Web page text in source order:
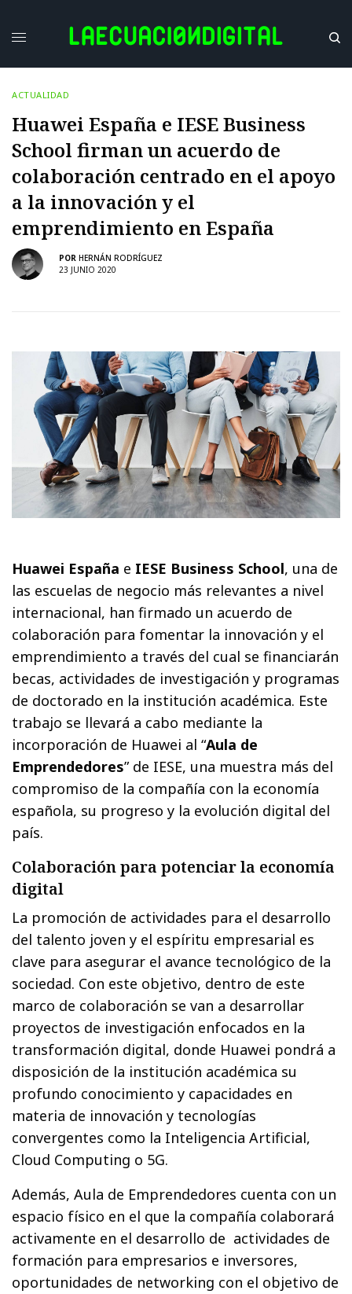
ACTUALIDAD
Huawei España e IESE Business
School firman un acuerdo de
colaboración centrado en el apoyo
a la innovación y el
emprendimiento en España
POR HERNÁN RODRÍGUEZ
23 JUNIO 2020
Huawei España e IESE Business School, una de
las escuelas de negocio más relevantes a nivel
internacional, han firmado un acuerdo de
colaboración para fomentar la innovación y el
emprendimiento a través del cual se financiarán
becas, actividades de investigación y programas
de doctorado en la institución académica. Este
trabajo se llevará a cabo mediante la
incorporación de Huawei al “Aula de
Emprendedores” de IESE, una muestra más del
compromiso de la compañía con la economía
española, su progreso y la evolución digital del
país.
Colaboración para potenciar la economía
digital
La promoción de actividades para el desarrollo
del talento joven y el espíritu empresarial es
clave para asegurar el avance tecnológico de la
sociedad. Con este objetivo, dentro de este
marco de colaboración se van a desarrollar
proyectos de investigación enfocados en la
transformación digital, donde Huawei pondrá a
disposición de la institución académica su
profundo conocimiento y capacidades en
materia de innovación y tecnologías
convergentes como la Inteligencia Artificial,
Cloud Computing o 5G.
Además, Aula de Emprendedores cuenta con un
espacio físico en el que la compañía colaborará
activamente en el desarrollo de actividades de
formación para empresarios e inversores,
oportunidades de networking con el objetivo de